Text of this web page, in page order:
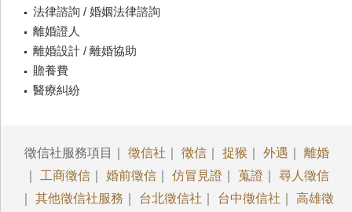
法律諮詢 / 婚姻法律諮詢
離婚證人
離婚設計 / 離婚協助
贍養費
醫療糾紛
徵信社服務項目｜ 徵信社 徵信 捉猴 外遇
離婚
工商徵信 婚前徵信 仿冒見證 蒐證
尋人徵信
其他徵信社服務 台北徵信社 台中徵信社 高雄徵